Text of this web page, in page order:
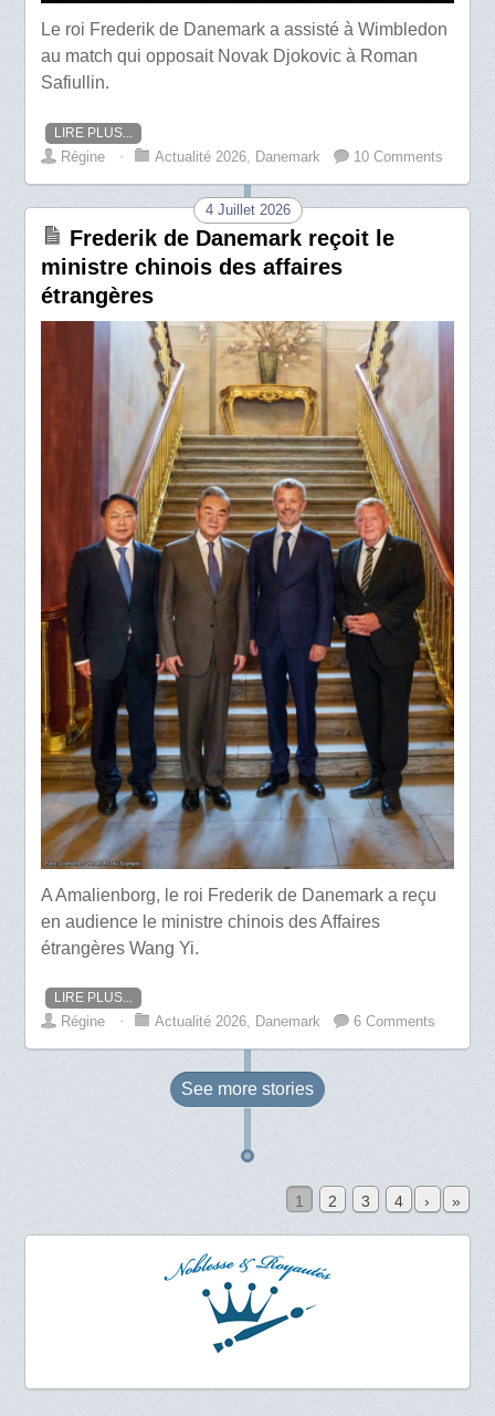
Le roi Frederik de Danemark a assisté à Wimbledon
au match qui opposait Novak Djokovic à Roman
Safiullin.
LIRE PLUS...
Régine ⋅ Actualité 2026 Danemark 10 Comments
4 Juillet 2026
Frederik de Danemark reçoit le
ministre chinois des affaires
étrangères
A Amalienborg, le roi Frederik de Danemark a reçu
en audience le ministre chinois des Affaires
étrangères Wang Yi.
LIRE PLUS...
Régine ⋅ Actualité 2026, Danemark 6 Comments
See more stories
1 2 3 4 › »